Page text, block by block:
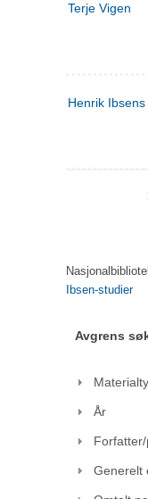
Terje Vigen
Henrik
Ibsen-studier
Avgrens
År
Generelt